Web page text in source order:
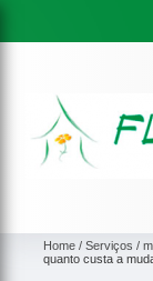
Home Serviços
quanto custa a